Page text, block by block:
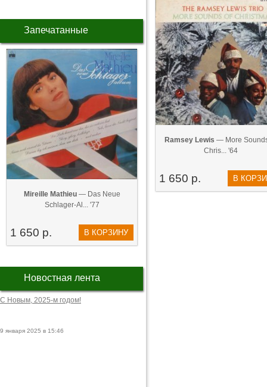
Запечатанные
Mireille Mathieu— Das Neue
Schlager-Al... '77
1 650 р. В КОРЗИНУ
Новостная лента
С Новым, 2025-м годом!
9 января 2025 в 15:46
Ramsey Lewis — More
Chris... '64
1 650 р. В